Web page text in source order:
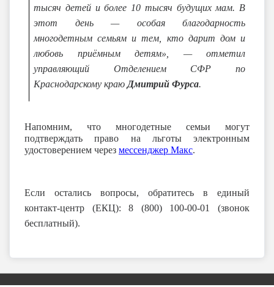
тысяч детей и более 10 тысяч будущих мам. В
этот день — особая благодарность
многодетным семьям и тем, кто дарит дом и
любовь приёмным детям», — отметил
управляющий Отделением СФР по
Краснодарскому краю Дмитрий Фурса.
Напомним, что многодетные семьи могут
подтверждать право на льготы электронным
удостоверением через мессенджер Макс.
Если остались вопросы, обратитесь в единый
контакт-центр (ЕКЦ): 8 (800) 100-00-01 (звонок
бесплатный).